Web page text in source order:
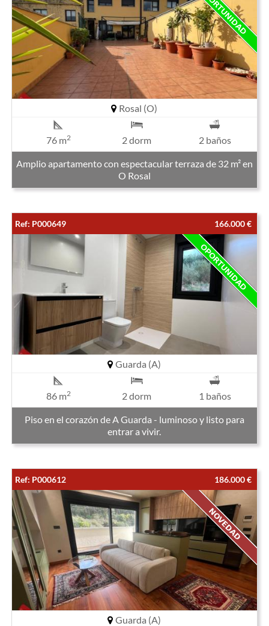
Rosal (O)
76 m2 2 dorm 2 baños
Amplio apartamento con espectacular terraza de 32 m² en
O Rosal
Ref: P000649 166.000 €
Guarda (A)
86 m2 2 dorm 1 baños
Piso en el corazón de A Guarda - luminoso y listo para
entrar a vivir.
Ref: P000612 186.000 €
Guarda (A)